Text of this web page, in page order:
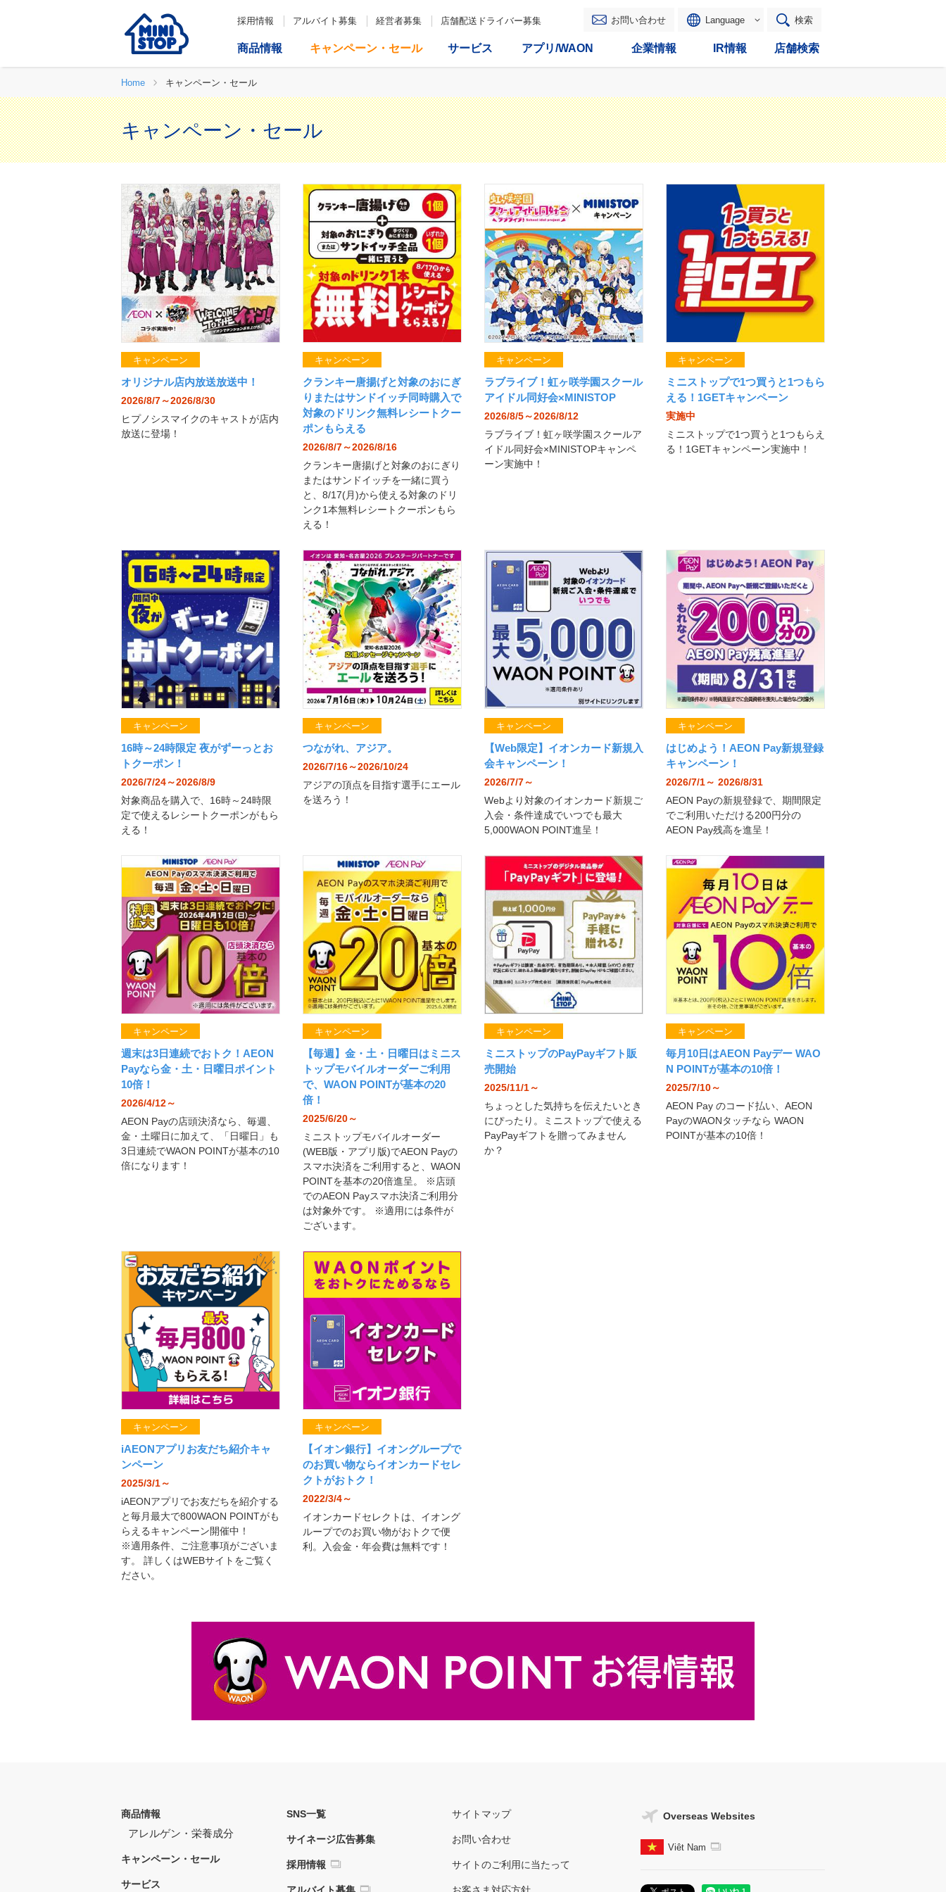
採用情報 アルバイト募集 経営者募集 店舗配送ドライバー募集 お問い合わせ Language 検索
商品情報 キャンペーン・セール サービス アプリ/WAON 企業情報 IR情報 店舗検索
Home キャンペーン・セール
キャンペーン・セール
キャンペーン
オリジナル店内放送放送中！
2026/8/7～2026/8/30
ヒプノシスマイクのキャストが店内
放送に登場！
キャンペーン
クランキー唐揚げと対象のおにぎ
りまたはサンドイッチ同時購入で
対象のドリンク無料レシートクー
ポンもらえる
2026/8/7～2026/8/16
クランキー唐揚げと対象のおにぎり
またはサンドイッチを一緒に買う
と、8/17(月)から使える対象のドリ
ンク1本無料レシートクーポンもら
える！
キャンペーン
ラブライブ！虹ヶ咲学園スクール
アイドル同好会×MINISTOP
2026/8/5～2026/8/12
ラブライブ！虹ヶ咲学園スクールア
イドル同好会×MINISTOPキャンペ
ーン実施中！
キャンペーン
ミニストップで1つ買うと1つもら
える！1GETキャンペーン
実施中
ミニストップで1つ買うと1つもらえ
る！1GETキャンペーン実施中！
キャンペーン
16時～24時限定 夜がずーっとお
トクーポン！
2026/7/24～2026/8/9
対象商品を購入で、16時～24時限
定で使えるレシートクーポンがもら
える！
キャンペーン
つながれ、アジア。
2026/7/16～2026/10/24
アジアの頂点を目指す選手にエール
を送ろう！
キャンペーン
【Web限定】イオンカード新規入
会キャンペーン！
2026/7/7～
Webより対象のイオンカード新規ご
入会・条件達成でいつでも最大
5,000WAON POINT進呈！
キャンペーン
はじめよう！AEON Pay新規登録
キャンペーン！
2026/7/1～ 2026/8/31
AEON Payの新規登録で、期間限定
でご利用いただける200円分の
AEON Pay残高を進呈！
キャンペーン
週末は3日連続でおトク！AEON
Payなら金・土・日曜日ポイント
10倍！
2026/4/12～
AEON Payの店頭決済なら、毎週、
金・土曜日に加えて、「日曜日」も
3日連続でWAON POINTが基本の10
倍になります！
キャンペーン
【毎週】金・土・日曜日はミニス
トップモバイルオーダーご利用
で、WAON POINTが基本の20
倍！
2025/6/20～
ミニストップモバイルオーダー
(WEB版・アプリ版)でAEON Payの
スマホ決済をご利用すると、WAON
POINTを基本の20倍進呈。 ※店頭
でのAEON Payスマホ決済ご利用分
は対象外です。 ※適用には条件が
ございます。
キャンペーン
ミニストップのPayPayギフト販
売開始
2025/11/1～
ちょっとした気持ちを伝えたいとき
にぴったり。ミニストップで使える
PayPayギフトを贈ってみません
か？
キャンペーン
毎月10日はAEON Payデー WAO
N POINTが基本の10倍！
2025/7/10～
AEON Pay のコード払い、AEON
PayのWAONタッチなら WAON
POINTが基本の10倍！
キャンペーン
iAEONアプリお友だち紹介キャ
ンペーン
2025/3/1～
iAEONアプリでお友だちを紹介する
と毎月最大で800WAON POINTがも
らえるキャンペーン開催中！
※適用条件、ご注意事項がございま
す。 詳しくはWEBサイトをご覧く
ださい。
キャンペーン
【イオン銀行】イオングループで
のお買い物ならイオンカードセレ
クトがおトク！
2022/3/4～
イオンカードセレクトは、イオング
ループでのお買い物がおトクで便
利。入会金・年会費は無料です！
商品情報
アレルゲン・栄養成分
キャンペーン・セール
サービス
SNS一覧
サイネージ広告募集
採用情報
サイトマップ
お問い合わせ
サイトのご利用に当たって
Overseas Websites
Viêt Nam